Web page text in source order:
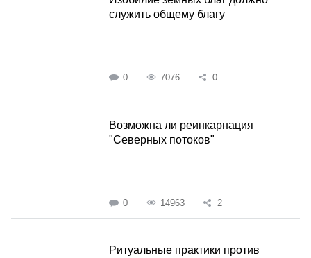
служить общему благу
0 7076 0
Возможна ли реинкарнация
"Северных потоков"
0 14963 2
Ритуальные практики против